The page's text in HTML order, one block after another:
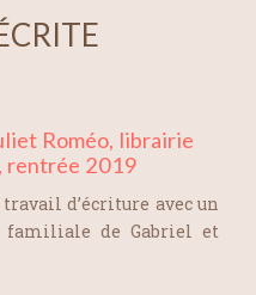
Roméo, librairie
rentrée 2019
d’écriture avec un
familiale de Gabriel et